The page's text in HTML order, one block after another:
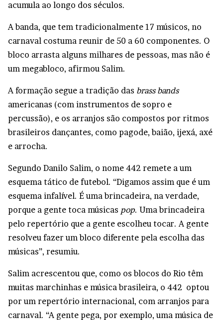
acumula ao longo dos séculos.
A banda, que tem tradicionalmente 17 músicos, no
carnaval costuma reunir de 50 a 60 componentes. O
bloco arrasta alguns milhares de pessoas, mas não é
um megabloco, afirmou Salim.
A formação segue a tradição das brass bands
americanas (com instrumentos de sopro e
percussão), e os arranjos são compostos por ritmos
brasileiros dançantes, como pagode, baião, ijexá, axé
e arrocha.
Segundo Danilo Salim, o nome 442 remete a um
esquema tático de futebol. “Digamos assim que é um
esquema infalível. É uma brincadeira, na verdade,
porque a gente toca músicas pop. Uma brincadeira
pelo repertório que a gente escolheu tocar. A gente
resolveu fazer um bloco diferente pela escolha das
músicas”, resumiu.
Salim acrescentou que, como os blocos do Rio têm
muitas marchinhas e música brasileira, o 442 optou
por um repertório internacional, com arranjos para
carnaval. “A gente pega, por exemplo, uma música de